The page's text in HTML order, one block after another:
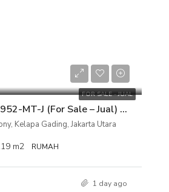
FOR SALE - JUAL
P3KPG-00000952-MT-J (For Sale – Jual) Rumah Grand Orchard Ebony, Kelapa Gading, Jakarta Utara
Kelapa Gading, Jakarta Utara
m2 RUMAH
1 day ago